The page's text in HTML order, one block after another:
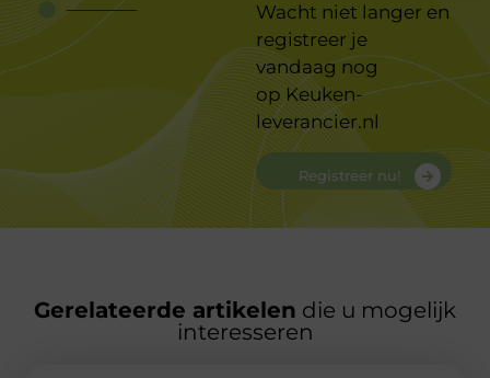
Wacht niet langer en
registreer je
vandaag nog
opKeuken-
leverancier.nl
Registreer nu!
Gerelateerde artikelen die u mogelijk
interesseren